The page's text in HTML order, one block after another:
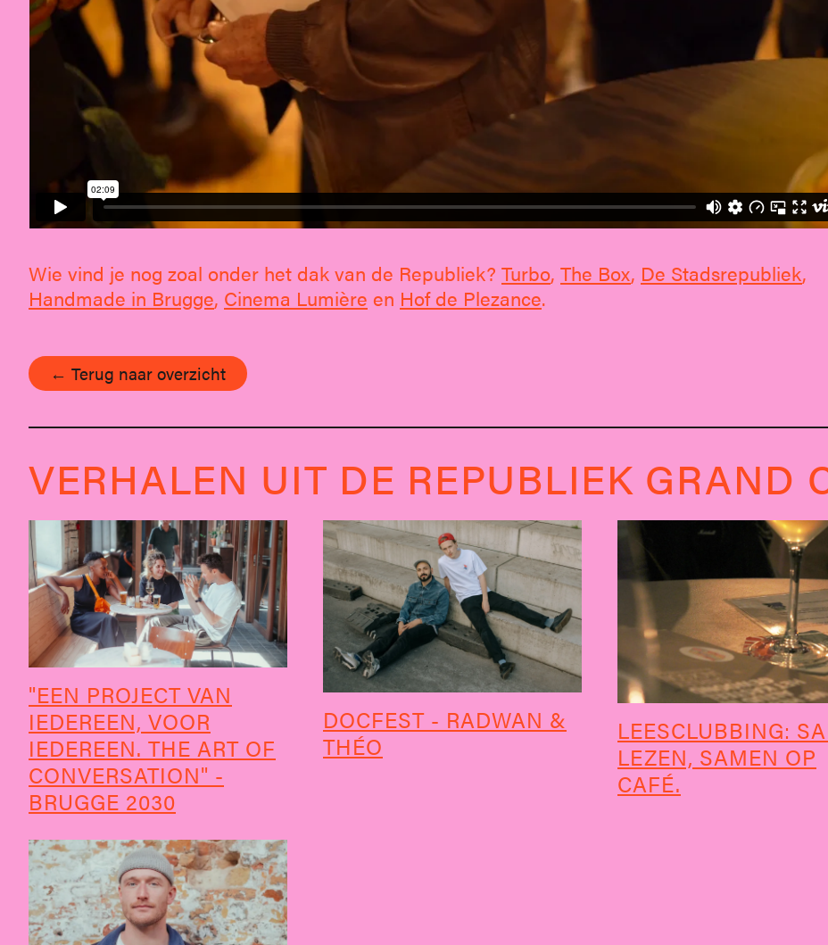
Wie vind je nog zoal onder het dak van de Republiek? Turbo, The Box, De Stadsrepubliek,
Handmade in Brugge, Cinema Lumière en Hof de Plezance.
← Terug naar overzicht
VERHALEN UIT DE REPUBLIEK GRAND
"EEN PROJECT VAN
IEDEREEN, VOOR
IEDEREEN. THE ART OF
CONVERSATION" -
BRUGGE 2030
DOCFEST - RADWAN &
THÉO
LEESCLUBBING:
LEZEN, SAMEN OP
CAFÉ.